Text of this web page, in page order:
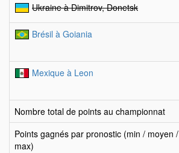
Ukraine à Dimitrov, Donetsk
Brésil à Goiania
Mexique à Leon
Nombre total de points au championnat
Points gagnés par pronostic (min / moyen /
max)